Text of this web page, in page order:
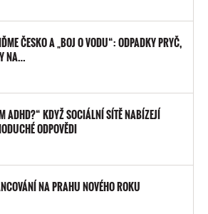
ČESKO A „BOJ O VODU“: ODPADKY PRYČ,
NA…
ADHD?“ KDYŽ SOCIÁLNÍ SÍTĚ NABÍZEJÍ
ODPOVĚDI
NA PRAHU NOVÉHO ROKU